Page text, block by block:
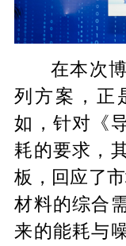
在本次
列方案，正
如，针对《
耗的要求，
板，回应了
材料的综合
来的能耗与